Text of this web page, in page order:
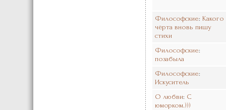
Философские: Какого
чёрта вновь пишу
стихи
Философские:
позабыла
Философские:
Искуситель
О любви: С
юморком.)))